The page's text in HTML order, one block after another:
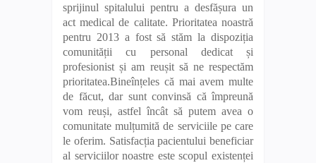
sprijinul spitalului pentru a desfășura un
act medical de calitate. Prioritatea noastră
pentru 2013 a fost să stăm la dispoziția
comunității cu personal dedicat și
profesionist și am reușit să ne respectăm
prioritatea.Bineînțeles că mai avem multe
de făcut, dar sunt convinsă că împreună
vom reuși, astfel încât să putem avea o
comunitate mulțumită de serviciile pe care
le oferim. Satisfacția pacientului beneficiar
al serviciilor noastre este scopul existenței